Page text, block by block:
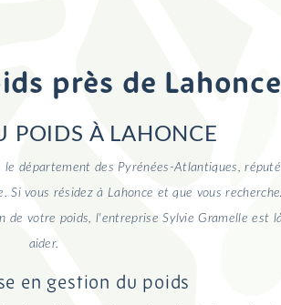
près de Lahonce
POIDS À LAHONCE
département des Pyrénées-Atlantiques,
Si vous résidez à Lahonce et que vous
de votre poids, l'entreprise Sylvie Gramelle est
aider.
en gestion du poids